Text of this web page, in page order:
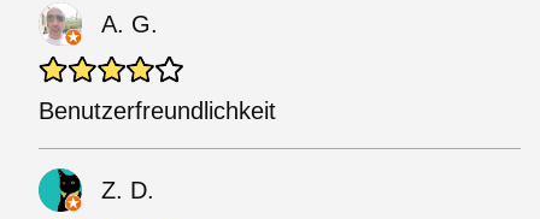
A. G.
Benutzerfreundlichkeit
Z. D.